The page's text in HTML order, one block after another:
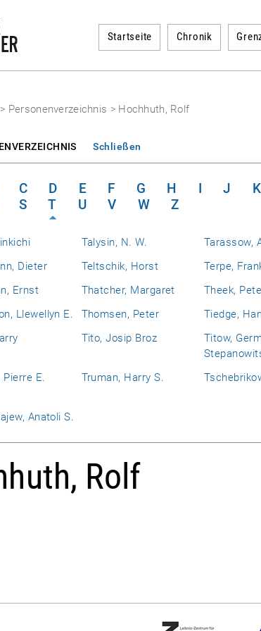
Startseite Chronik
> Personenverzeichnis > Hochhuth, Rolf
Schließen
C D E F G H I J K
S T U V W Z
Talysin, N. W. Tarassow,
Dieter
Teltschik, Horst Terpe,
Ernst
Thatcher, Margaret Theek,
Llewellyn E.
Thomsen, Peter Tiedge,
Tito, Josip Broz
Titow,
Pierre E. Truman, Harry S.
Anatoli S.
Rolf